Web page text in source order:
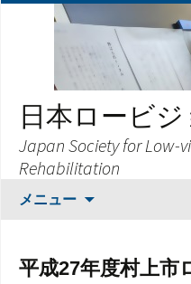
日本ロービ
Japan Society for Low-
Rehabilitation
メニュー
ツ
平成27年度村上市